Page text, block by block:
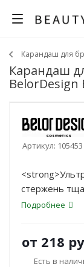
Карандаш для
Карандаш
BelorDesign
Артикул: 105453
стержень
волосков.
Подробнее
от 218
Есть в